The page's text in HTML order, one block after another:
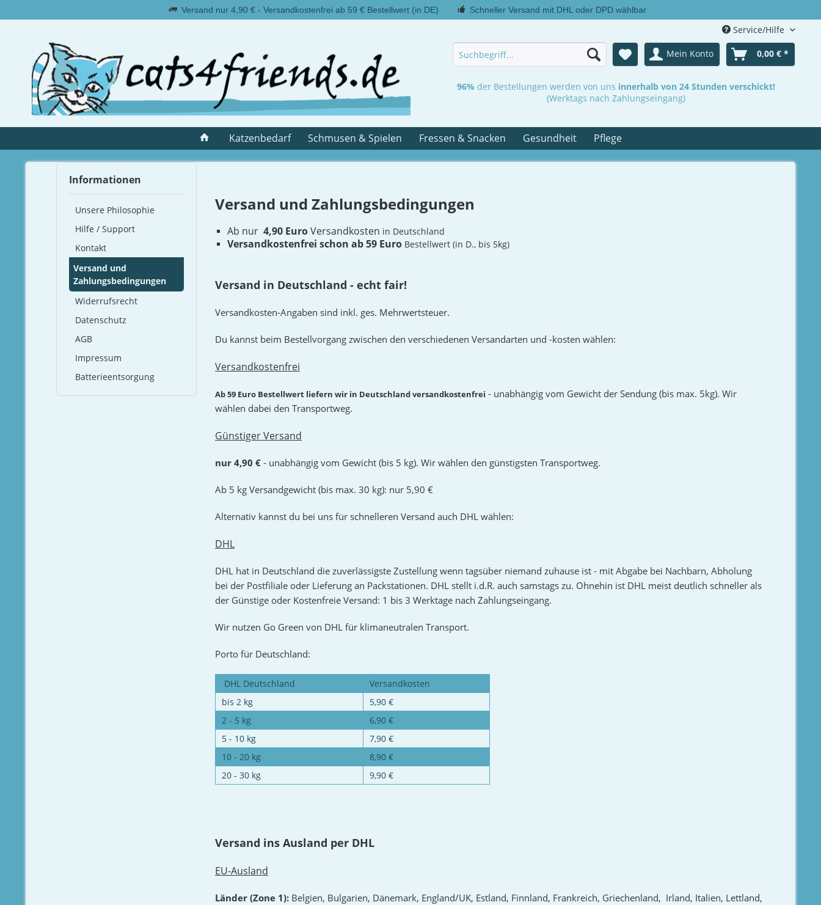
Versand nur 4,90 € - Versandkostenfrei ab 59 € Bestellwert (in DE) Schneller Versand mit DHL oder DPD wählbar
Service/Hilfe
Mein Konto 0,00 € *
96% der Bestellungen werden von uns innerhalb von 24 Stunden verschickt!
(Werktags nach Zahlungseingang)
Katzenbedarf Schmusen & Spielen Fressen & Snacken Gesundheit Pflege
Informationen
Unsere Philosophie
Hilfe / Support
Kontakt
Versand und
Zahlungsbedingungen
Widerrufsrecht
Datenschutz
AGB
Impressum
Batterieentsorgung
Versand und Zahlungsbedingungen
Ab nur 4,90 EuroVersandkosten in Deutschland
Versandkostenfrei schon ab 59 Euro Bestellwert (in D., bis 5kg)
Versand in Deutschland - echt fair!
Versandkosten-Angaben sind inkl. ges. Mehrwertsteuer.
Du kannst beim Bestellvorgang zwischen den verschiedenen Versandarten und -kosten wählen:
Versandkostenfrei
Ab 59 Euro Bestellwert liefern wir in Deutschland versandkostenfrei - unabhängig vom Gewicht der Sendung (bis max. 5kg). Wir
wählen dabei den Transportweg.
Günstiger Versand
nur 4,90 €- unabhängig vom Gewicht (bis 5 kg). Wir wählen den günstigsten Transportweg.
Ab 5 kg Versandgewicht (bis max. 30 kg): nur 5,90 €
Alternativ kannst du bei uns für schnelleren Versand auch DHL wählen:
DHL
DHL hat in Deutschland die zuverlässigste Zustellung wenn tagsüber niemand zuhause ist - mit Abgabe bei Nachbarn, Abholung
bei der Postfiliale oder Lieferung an Packstationen. DHL stellt i.d.R. auch samstags zu. Ohnehin ist DHL meist deutlich schneller als
der Günstige oder Kostenfreie Versand: 1 bis 3 Werktage nach Zahlungseingang.
Wir nutzen Go Green von DHL für klimaneutralen Transport.
Porto für Deutschland:
DHL Deutschland
Versandkosten
bis 2 kg
5,90 €
2 - 5 kg
6,90 €
5 - 10 kg
7,90 €
10 - 20 kg
8,90 €
20 - 30 kg
9,90 €
Versand ins Ausland per DHL
EU-Ausland
Länder (Zone 1): Belgien, Bulgarien, Dänemark, England/UK, Estland, Finnland, Frankreich, Griechenland, Irland, Italien, Lettland,